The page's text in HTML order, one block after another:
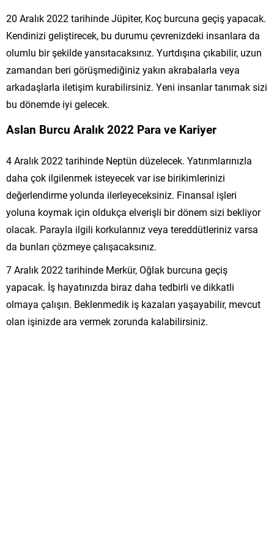
20 Aralık 2022 tarihinde Jüpiter, Koç burcuna geçiş yapacak.
Kendinizi geliştirecek, bu durumu çevrenizdeki insanlara da
olumlu bir şekilde yansıtacaksınız. Yurtdışına çıkabilir, uzun
zamandan beri görüşmediğiniz yakın akrabalarla veya
arkadaşlarla iletişim kurabilirsiniz. Yeni insanlar tanımak sizi
bu dönemde iyi gelecek.
Aslan Burcu Aralık 2022 Para ve Kariyer
4 Aralık 2022 tarihinde Neptün düzelecek. Yatırımlarınızla
daha çok ilgilenmek isteyecek var ise birikimlerinizi
değerlendirme yolunda ilerleyeceksiniz. Finansal işleri
yoluna koymak için oldukça elverişli bir dönem sizi bekliyor
olacak. Parayla ilgili korkularınız veya tereddütleriniz varsa
da bunları çözmeye çalışacaksınız.
7 Aralık 2022 tarihinde Merkür, Oğlak burcuna geçiş
yapacak. İş hayatınızda biraz daha tedbirli ve dikkatli
olmaya çalışın. Beklenmedik iş kazaları yaşayabilir, mevcut
olan işinizde ara vermek zorunda kalabilirsiniz.